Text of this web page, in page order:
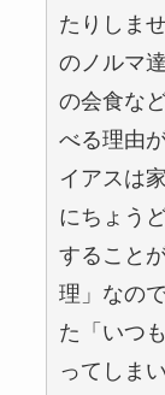
たりしま
のノルマ
の会食な
べる理由
イアスは
にちょう
すること
理」なの
た「いつ
ってしま